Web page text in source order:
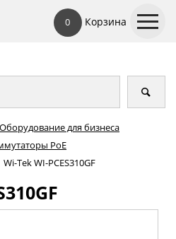
0 Корзина
Оборудование для бизнеса
PoE
Wi-Tek WI-PCES310GF